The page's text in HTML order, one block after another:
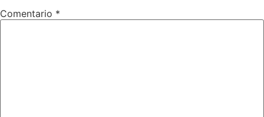
Comentario *